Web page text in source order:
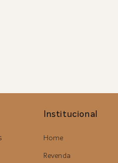
Institucional
Home
Revenda